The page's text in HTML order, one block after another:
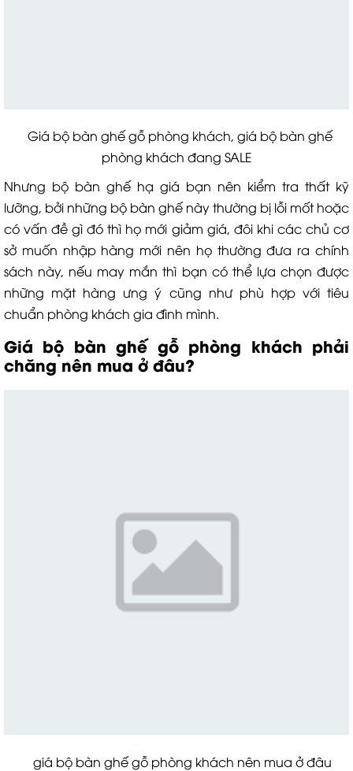
Giá bộ bàn ghế gỗ phòng khách, giá bộ bàn ghế
phòng khách đang SALE
Nhưng bộ bàn ghế hạ giá bạn nên kiểm tra thất kỹ
lưỡng, bởi những bộ bàn ghế này thường bị lỗi mốt hoặc
có vấn đề gì đó thì họ mới giảm giá, đôi khi các chủ cơ
sở muốn nhập hàng mới nên họ thường đưa ra chính
sách này, nếu may mắn thì bạn có thể lựa chọn được
những mặt hàng ưng ý cũng như phù hợp với tiêu
chuẩn phòng khách gia đình mình.
Giá bộ bàn ghế gỗ phòng khách phải
chăng nên mua ở đâu?
giá bộ bàn ghế gỗ phòng khách nên mua ở đâu